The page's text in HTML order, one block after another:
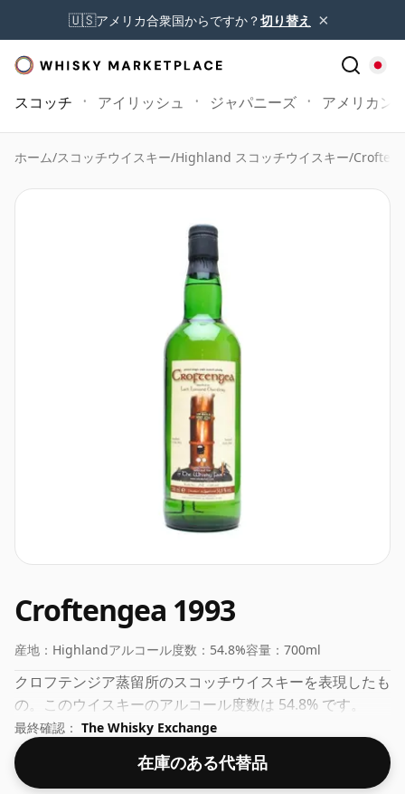
🇺🇸アメリカ合衆国からですか？切り替え ×
スコッチ アイリッシュ ジャパニーズ アメリカン
ホーム/スコッチウイスキー/Highland スコッチウイスキー/
Croftengea 1993
産地： Highlandアルコール度数： 54.8%容量： 700ml
クロフテンジア蒸留所のスコッチウイスキーを表現したも
の。このウイスキーのアルコール度数は 54.8% です。
最終確認： The Whisky Exchange
在庫のある代替品